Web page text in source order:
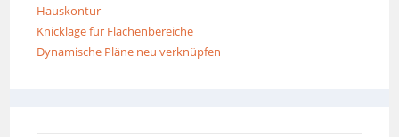
Hauskontur
Knicklage für Flächenbereiche
Dynamische Pläne neu verknüpfen